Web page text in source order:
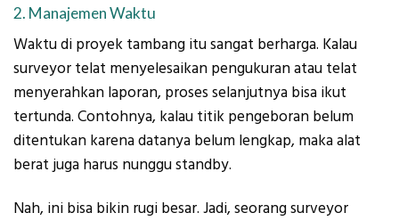
2. Manajemen Waktu
Waktu di proyek tambang itu sangat berharga. Kalau
surveyor telat menyelesaikan pengukuran atau telat
menyerahkan laporan, proses selanjutnya bisa ikut
tertunda. Contohnya, kalau titik pengeboran belum
ditentukan karena datanya belum lengkap, maka alat
berat juga harus nunggu standby.
Nah, ini bisa bikin rugi besar. Jadi, seorang surveyor